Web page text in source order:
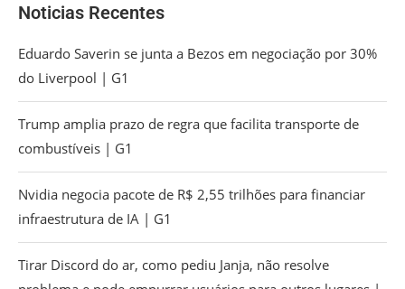
Noticias Recentes
Eduardo Saverin se junta a Bezos em negociação por 30%
do Liverpool | G1
Trump amplia prazo de regra que facilita transporte de
combustíveis | G1
Nvidia negocia pacote de R$ 2,55 trilhões para financiar
infraestrutura de IA | G1
Tirar Discord do ar, como pediu Janja, não resolve